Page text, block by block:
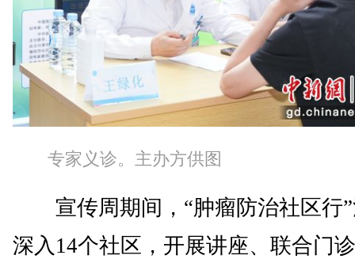
专家义诊。主办方供图
宣传周期间，“肿瘤防治社区行”
深入14个社区，开展讲座、联合门